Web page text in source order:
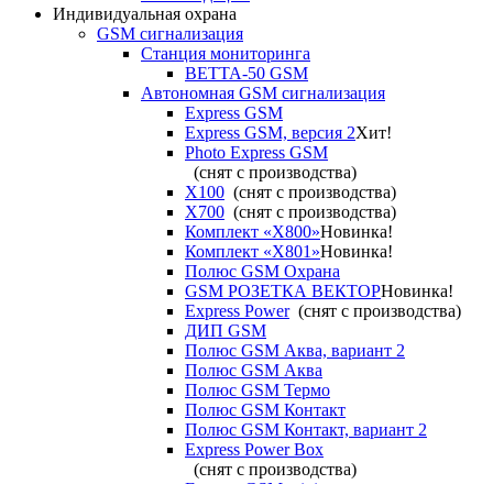
Индивидуальная охрана
GSM сигнализация
Станция мониторинга
ВЕТТА-50 GSM
Автономная GSM сигнализация
Express GSM
Express GSM, версия 2Хит!
Photo Express GSM
(снят с производства)
X100 (снят с производства)
X700 (снят с производства)
Комплект «X800»Новинка!
Комплект «X801»Новинка!
Полюс GSM Охрана
GSM РОЗЕТКА ВЕКТОРНовинка!
Express Power(снят с производства)
ДИП GSM
Полюс GSM Аква, вариант 2
Полюс GSM Аква
Полюс GSM Термо
Полюс GSM Контакт
Полюс GSM Контакт, вариант 2
Express Power Box
(снят с производства)